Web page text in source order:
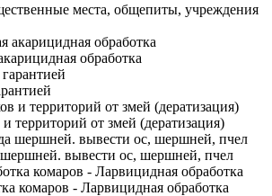
места, общепиты, учреждения
обработка
территорий от змей (дератизация)
вывести ос, шершней, пчел
комаров - Ларвицидная обработка